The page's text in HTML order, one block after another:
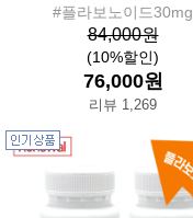
#플라보노이드30mg
84,000원
(10%할인)
76,000원
리뷰 1,269